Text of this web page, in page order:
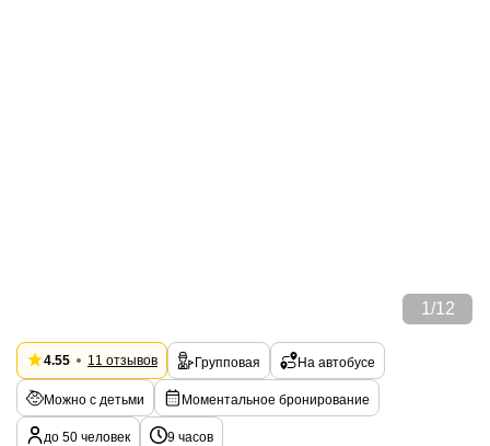
1 /12
4.55 11 отзывов Групповая На автобусе
Можно с детьми Моментальное бронирование
до 50 человек 9 часов